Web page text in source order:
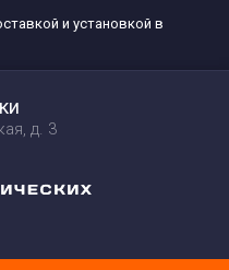
и установкой в
д. 3